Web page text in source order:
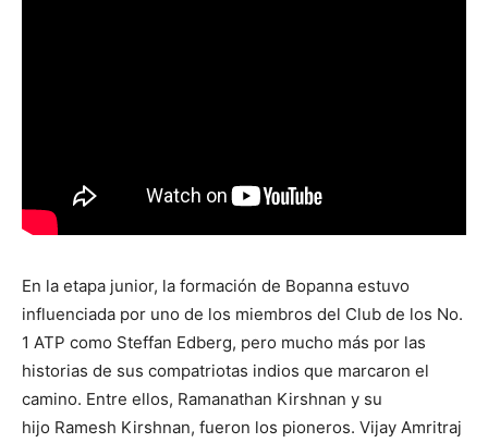
En la etapa junior, la formación de Bopanna estuvo
influenciada por uno de los miembros del Club de los No.
1 ATP como Steffan Edberg, pero mucho más por las
historias de sus compatriotas indios que marcaron el
camino. Entre ellos, Ramanathan Kirshnan y su
hijo Ramesh Kirshnan, fueron los pioneros. Vijay Amritraj